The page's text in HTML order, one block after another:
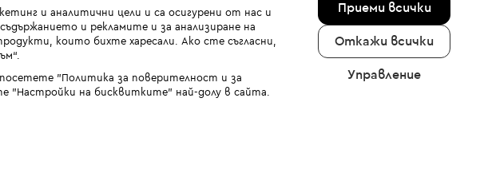
и аналитични цели и са осигурени от нас и
и рекламите и за анализиране на
които бихте харесали. Ако сте съгласни,
"Политика за поверителност и за
на бисквитките" най-долу в сайта.
Приеми всички
Откажи всички
Управление